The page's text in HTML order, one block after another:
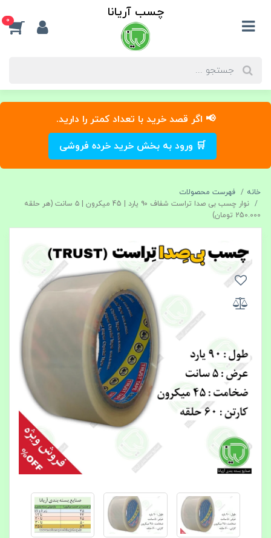
📢 اگر قصد خرید با تعداد کمتر را دارید.
🛒 ورود به بخش خرید خرده فروشی
چسب آریانا 0
خانه
فهرست محصولات
نوار چسب بی‌ صدا تراست شفاف ۹۰ یارد | 45 میکرون | ۵ سانت (هر حلقه
250.000 تومان)